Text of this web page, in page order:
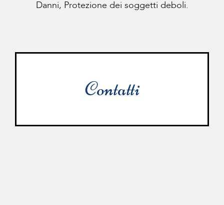
Danni, Protezione dei soggetti deboli.
Contatti